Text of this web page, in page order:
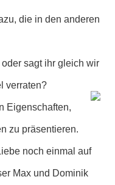
die in den anderen
sagt ihr gleich wir
verraten?
Eigenschaften,
zu präsentieren.
noch einmal auf
Max und Dominik